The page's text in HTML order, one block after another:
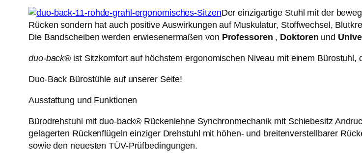
Der einzigartige Stuhl mit der
Rücken sondern hat auch positive Auswirkungen auf Muskulatur, Stoffwechsel,
Die Bandscheiben werden erwiesenermaßen von Professoren , Doktoren und
duo-back®ist Sitzkomfort auf höchstem ergonomischen Niveau mit einem Bürostuhl,
Duo-Back Bürostühle auf unserer Seite!
Ausstattung und Funktionen
Bürodrehstuhl mit duo-back® Rückenlehne Synchronmechanik mit Schiebesitz
gelagerten Rückenflügeln einziger Drehstuhl mit höhen- und breitenverstellbarer
sowie den neuesten TÜV-Prüfbedingungen.